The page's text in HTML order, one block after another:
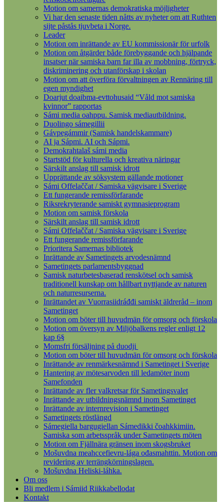
Motion om samernas demokratiska möjligheter
Vi har den senaste tiden nåtts av nyheter om att Ruthten
sijte påstås tjuvbeta i Norge.
Leader
Motion om inrättande av EU kommissionär för urfolk
Motion om åtgärder både förebyggande och hjälpande
insatser när samiska barn far illa av mobbning, förtryck,
diskriminering och utanförskap i skolan
Motion om att överföra förvaltningen av Rennäring till
egen myndighet
Doarjut doaibma-evttohusaid “Våld mot samiska
kvinnor” rapportas
Sámi media oahppu. Samisk mediautbildning.
Duolingo sámegillii
Gávpegámmir (Samisk handelskammare)
AI ja Sápmi. AI och Sápmi.
Demokrahtalaš sámi media
Startstöd för kulturella och kreativa näringar
Särskilt anslag till samisk idrott
Upprättande av söksystem gällande motioner
Sámi Offelaččat / Samiska vägvisare i Sverige
Ett fungerande remissförfarande
Riksrekryterande samiskt gymnasieprogram
Motion om samisk förskola
Särskilt anslag till samisk idrott
Sámi Offelaččat / Samiska vägvisare i Sverige
Ett fungerande remissförfarande
Prioritera Samernas bibliotek
Inrättande av Sametingets arvodesnämnd
Sametingets parlamentsbyggnad
Samisk naturbetesbaserad renskötsel och samisk
traditionell kunskap om hållbart nyttjande av naturen
och naturresurserna.
Inrättandet av Vuorrasiidráđđi samiskt äldreråd – inom
Sametinget
Motion om böter till huvudmän för omsorg och förskola
Motion om översyn av Miljöbalkens regler enligt 12
kap 6§
Momsfri försäljning på duodji
Motion om böter till huvudmän för omsorg och förskola
Inrättande av renmärkesnämnd i Sametinget i Sverige
Hantering av mötesarvoden till ledamöter inom
Samefonden
Inrättande av fler valkretsar för Sametingsvalet
Inrättande av utbildningsnämnd inom Sametinget
Inrättande av internrevision i Sametinget
Sametingets röstlängd
Sámegiella bargugiellan Sámedikki čoahkkimiin.
Samiska som arbetsspråk under Sametingets möten
Motion om Fjällnära gränsen inom skogsbruket
Mošuvdna meahccefievru-lága ođasmahttin. Motion om
revidering av terrängkörningslagen.
Mošuvdna Heliski-láhka.
Om oss
Bli medlem i Sámiid Riikkabellodat
Kontakt